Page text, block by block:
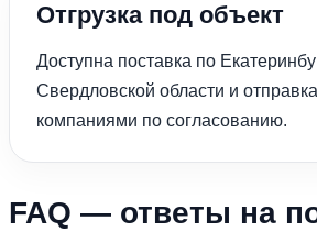
Отгрузка под объект
Доступна поставка по
Свердловской области и
компаниями по согласованию.
FAQ — ответы на